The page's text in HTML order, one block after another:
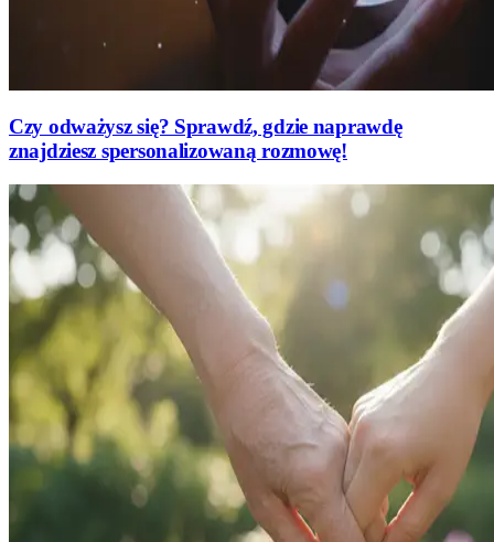
Czy odważysz się? Sprawdź, gdzie naprawdę
znajdziesz spersonalizowaną rozmowę!